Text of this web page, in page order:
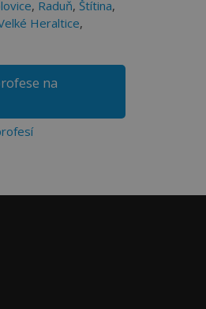
, Raduň, Štítina,
Heraltice,
na